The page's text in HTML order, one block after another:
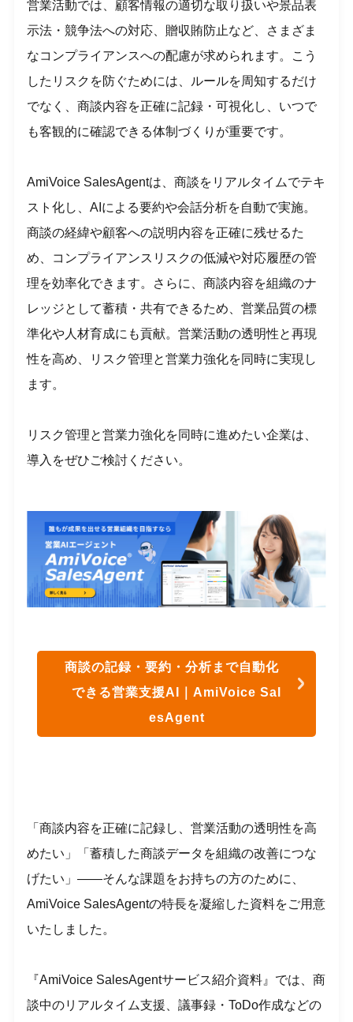
営業活動では、顧客情報の適切な取り扱いや景品表
示法・競争法への対応、贈収賄防止など、さまざま
なコンプライアンスへの配慮が求められます。こう
したリスクを防ぐためには、ルールを周知するだけ
でなく、商談内容を正確に記録・可視化し、いつで
も客観的に確認できる体制づくりが重要です。
AmiVoice SalesAgentは、商談をリアルタイムでテキ
スト化し、AIによる要約や会話分析を自動で実施。
商談の経緯や顧客への説明内容を正確に残せるた
め、コンプライアンスリスクの低減や対応履歴の管
理を効率化できます。さらに、商談内容を組織のナ
レッジとして蓄積・共有できるため、営業品質の標
準化や人材育成にも貢献。営業活動の透明性と再現
性を高め、リスク管理と営業力強化を同時に実現し
ます。
リスク管理と営業力強化を同時に進めたい企業は、
導入をぜひご検討ください。
商談の記録・要約・分析まで自動化
できる営業支援AI｜AmiVoice Sal
esAgent
「商談内容を正確に記録し、営業活動の透明性を高
めたい」「蓄積した商談データを組織の改善につな
げたい」――そんな課題をお持ちの方のために、
AmiVoice SalesAgentの特長を凝縮した資料をご用意
いたしました。
『AmiVoice SalesAgentサービス紹介資料』では、商
談中のリアルタイム支援、議事録・ToDo作成などの